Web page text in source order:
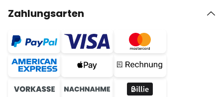
Zahlungsarten